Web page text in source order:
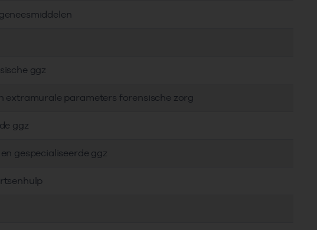
ggz
extramurale parameters forensische zorg
ggz
gespecialiseerde ggz